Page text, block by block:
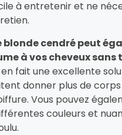
à entretenir et ne
blonde cendré peut
à vos cheveux sans
en fait une excellente
donner plus de
Vous pouvez
couleurs et